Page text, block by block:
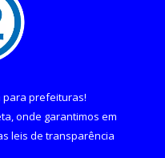
para prefeituras!
onde garantimos em
leis de transparência